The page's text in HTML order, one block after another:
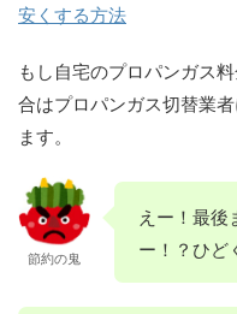
安くする方法
もし自宅のプロパンガス
合はプロパンガス切替業
ます。
節約の鬼
えー！最後
ー！？ひど